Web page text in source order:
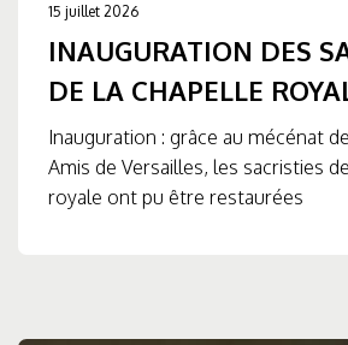
15 juillet 2026
INAUGURATION DES
DE LA CHAPELLE
Inauguration : grâce au mécénat
Amis de Versailles, les sacristies
royale ont pu être restaurées